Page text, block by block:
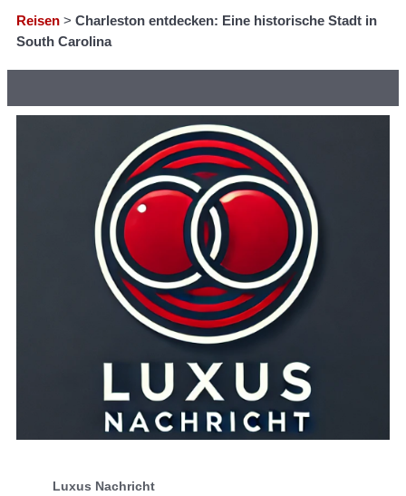
Reisen > Charleston entdecken: Eine historische Stadt in
South Carolina
Luxus Nachricht